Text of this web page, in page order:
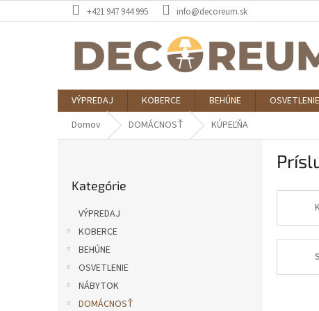
na
+421 947 944 995 info@decoreum.sk
VÝPREDAJ KOBERCE BEHÚNE OSVETLENIE
Domov
DOMÁCNOSŤ KÚPEĽŇA
kategórie
Kategórie
VÝPREDAJ
KOBERCE
BEHÚNE
OSVETLENIE
NÁBYTOK
DOMÁCNOSŤ